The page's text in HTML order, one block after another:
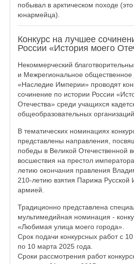
побывал в арктическом походе
юнармейца).
Конкурс на лучшее
России «История моего
Некоммерческий
и Межрегиональное общественное
«Наследие Империи» проводят
сочинение по истории России
Отечества» среди учащихся
общеобразовательных
В тематических номинациях
представлены направления,
победы в Великой Отечественной
восшествия на престол
летию окончания правления
210-летию взятия Парижа Русской
армией.
Традиционно представлена
мультимедийная номинация -
«Любимая улица моего города».
Срок подачи конкурсных работ с
по 10 марта 2025 года.
Сроки рассмотрения работ